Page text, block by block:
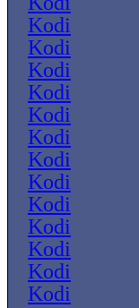
Kodi
Kodi
Kodi
Kodi
Kodi
Kodi
Kodi
Kodi
Kodi
Kodi
Kodi
Kodi
Kodi